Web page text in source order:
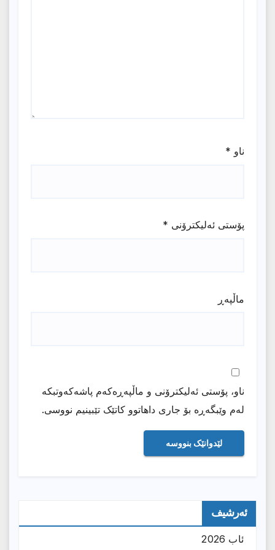
ناو *
پۆستی ئەلیکترۆنی *
ماڵپه‌ڕ
ناو، پۆستی ئەلیکترۆنی و ماڵپەڕەکەم پاشەکەوتبکە
لەم وێبگەڕە بۆ جاری داهاتوو کاتێک تێبینیم نووسی.
ئەرشیف
ئاب 2026